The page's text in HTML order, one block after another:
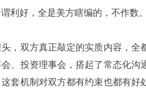
利好，全是美方瞎编的，不作数。
，双方真正敲定的实质内容，全
、投资理事会，搭起了常态化沟
套机制对双方都有约束也都有好